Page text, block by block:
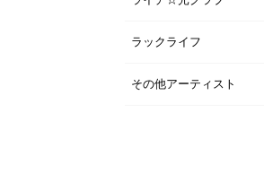
ラックライフ
その他アーティスト